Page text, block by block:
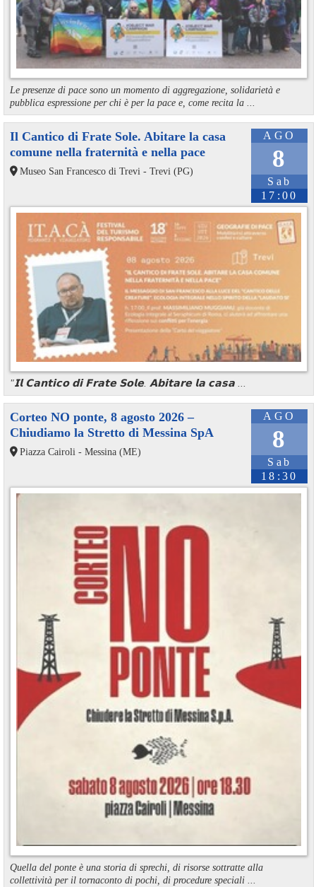
Le presenze di pace sono un momento di aggregazione, solidarietà e
pubblica espressione per chi è per la pace e, come recita la ...
AGO
8
Sab
17:00
Il Cantico di Frate Sole. Abitare la casa
comune nella fraternità e nella pace
Museo San Francesco di Trevi - Trevi (PG)
"𝗜𝗹 𝗖𝗮𝗻𝘁𝗶𝗰𝗼 𝗱𝗶 𝗙𝗿𝗮𝘁𝗲 𝗦𝗼𝗹𝗲. 𝗔𝗯𝗶𝘁𝗮𝗿𝗲 𝗹𝗮 𝗰𝗮𝘀𝗮 ...
AGO
8
Sab
18:30
Corteo NO ponte, 8 agosto 2026 –
Chiudiamo la Stretto di Messina SpA
Piazza Cairoli - Messina (ME)
Quella del ponte è una storia di sprechi, di risorse sottratte alla
collettività per il tornaconto di pochi, di procedure speciali ...